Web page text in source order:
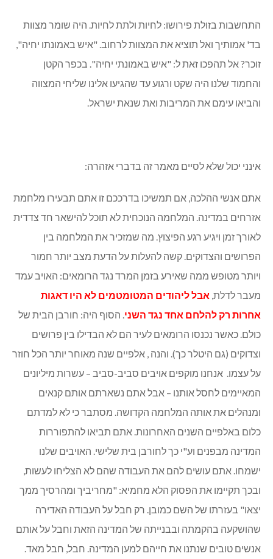
בזולת פירושו: לחיות ולתת לחיות. היה שומר מצוות
ואל תוציא את המצוות לרחוב. "איש באמונתו יחיה",
אל תהפכו זאת ל: "איש באמונתי יחיה". בכפר הקטן
שלנו היה שקט ורגוע עד שהגיעו אלינו שליחי המצווה
עימם את המריבות ואת שנאת ישראל.
יכול שלא לסיים מאמר זה בדברי אזהרה:
ההלכה, אם תמשיכו בדרככם זו אתם תבעירו מלחמת
במדינה. המלחמה הנוכחית לא תוכל להישאר חד צדדית
זמן ויגיע רגע הפיצוץ. מה שמזכיר את המלחמה בין
והצדוקים. קשה להעלות על הדעת מצב יותר חמור
מטופש ממה שאירע בזמן המרד נגד הרומאים: האויב עמד
לדלת,אבל ליהודים המטומטמים לא היו דאגות
רק להלחם אחד נגד השני. הסוף היה: חורבן הבית של
כאשר נכנסו הרומאים לעיר הם לא הבדילו בין פרושים
(גם היטלר כך). והנה , אלפיים שנה מאוחר יותר הכל חוזר
אנחנו מוקפים אויבים סביב-סביב – עשרות מיליונים
לחסל אותנו – אבל אתם נשארתם אותם קנאים
את אותה המלחמה הקדושה. מסתבר כי לא למדתם
באלפיים השנים האחרונות. אתם תביאו להתפוררות
מבפנים וע"י כך לחורבן בית שלישי. האויבים שלנו
אתם עושים להם את העבודה שהם לא הצליחו לעשות,
תקיימו את הפסוק הלא מחמיא: "מחריביך ומהרסיך ממך
בעזרתו של השם כמובן. רק חבל על העבודה האדירה
בהקמתה ובבנייתה של המדינה הזאת וחבל על אותם
טובים שנתנו את חייהם למען המדינה. חבל, חבל מאד.